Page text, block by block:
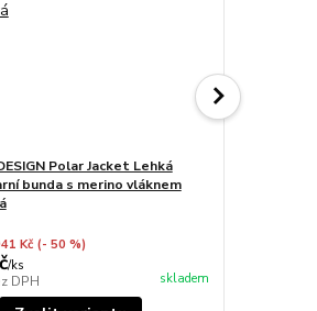
Polar Jacket Lehká
bunda s merino vláknem
Kč (- 50 %)
/ks
DPH skladem